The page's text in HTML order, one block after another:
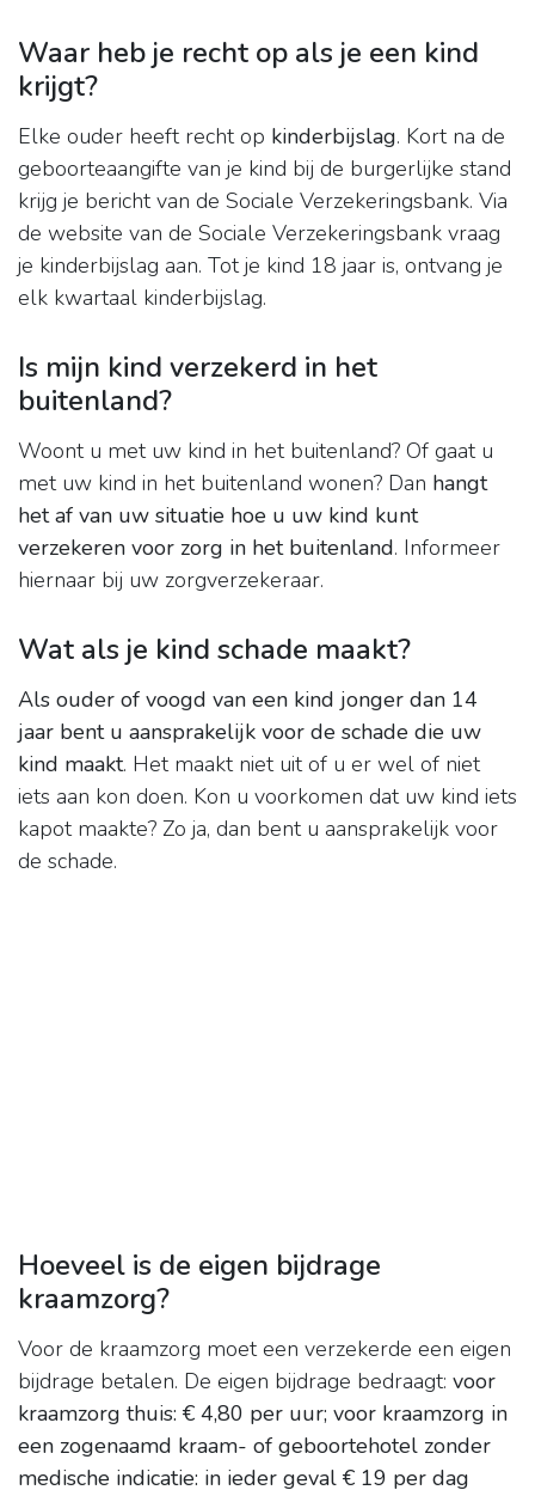
Waar heb je recht op als je een kind
krijgt?
Elke ouder heeft recht op kinderbijslag. Kort na de
geboorteaangifte van je kind bij de burgerlijke stand
krijg je bericht van de Sociale Verzekeringsbank. Via
de website van de Sociale Verzekeringsbank vraag
je kinderbijslag aan. Tot je kind 18 jaar is, ontvang je
elk kwartaal kinderbijslag.
Is mijn kind verzekerd in het
buitenland?
Woont u met uw kind in het buitenland? Of gaat u
met uw kind in het buitenland wonen? Dan hangt
het af van uw situatie hoe u uw kind kunt
verzekeren voor zorg in het buitenland. Informeer
hiernaar bij uw zorgverzekeraar.
Wat als je kind schade maakt?
Als ouder of voogd van een kind jonger dan 14
jaar bent u aansprakelijk voor de schade die uw
kind maakt. Het maakt niet uit of u er wel of niet
iets aan kon doen. Kon u voorkomen dat uw kind iets
kapot maakte? Zo ja, dan bent u aansprakelijk voor
de schade.
Hoeveel is de eigen bijdrage
kraamzorg?
Voor de kraamzorg moet een verzekerde een eigen
bijdrage betalen. De eigen bijdrage bedraagt: voor
kraamzorg thuis: € 4,80 per uur; voor kraamzorg in
een zogenaamd kraam- of geboortehotel zonder
medische indicatie: in ieder geval € 19 per dag